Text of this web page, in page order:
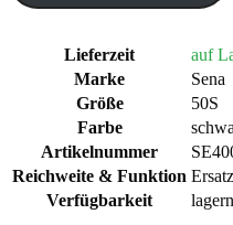
Lieferzeit
auf
Marke
Sena
Größe
50S
Farbe
Artikelnummer
Reichweite & Funktion
Verfügbarkeit